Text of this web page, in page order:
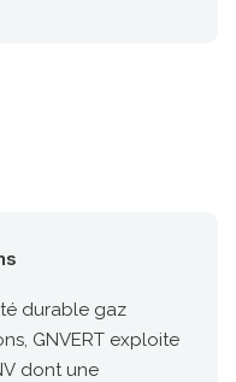
durable gaz
GNVERT exploite
dont une